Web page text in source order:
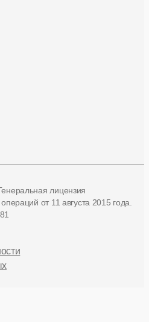
лицензия
операций от 11 августа 2015 года.